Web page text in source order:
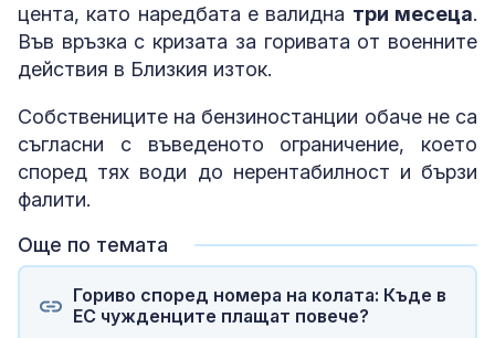
цента, като наредбата е валидна три месеца.
Във връзка с кризата за горивата от военните
действия в Близкия изток.
Собствениците на бензиностанции обаче не са
съгласни с въведеното ограничение, което
според тях води до нерентабилност и бързи
фалити.
Още по темата
Гориво според номера на колата: Къде в
ЕС чужденците плащат повече?